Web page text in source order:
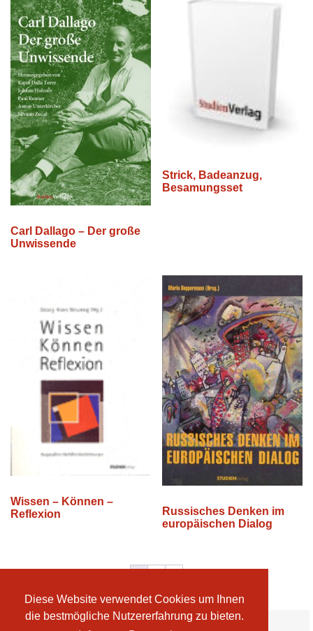
Diese Website verwendet Cookies um Ihnen
die bestmögliche Nutzererfahrung zu bieten.
Carl Dallago – Der große
Unwissende
Strick, Badeanzug,
Besamungsset
Wissen – Können –
Reflexion
Russisches Denken im
europäischen Dialog